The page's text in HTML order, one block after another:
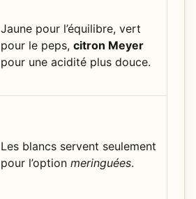
Jaune pour l’équilibre, vert
pour le peps, citron Meyer
pour une acidité plus douce.
Les blancs servent seulement
pour l’option meringuées.